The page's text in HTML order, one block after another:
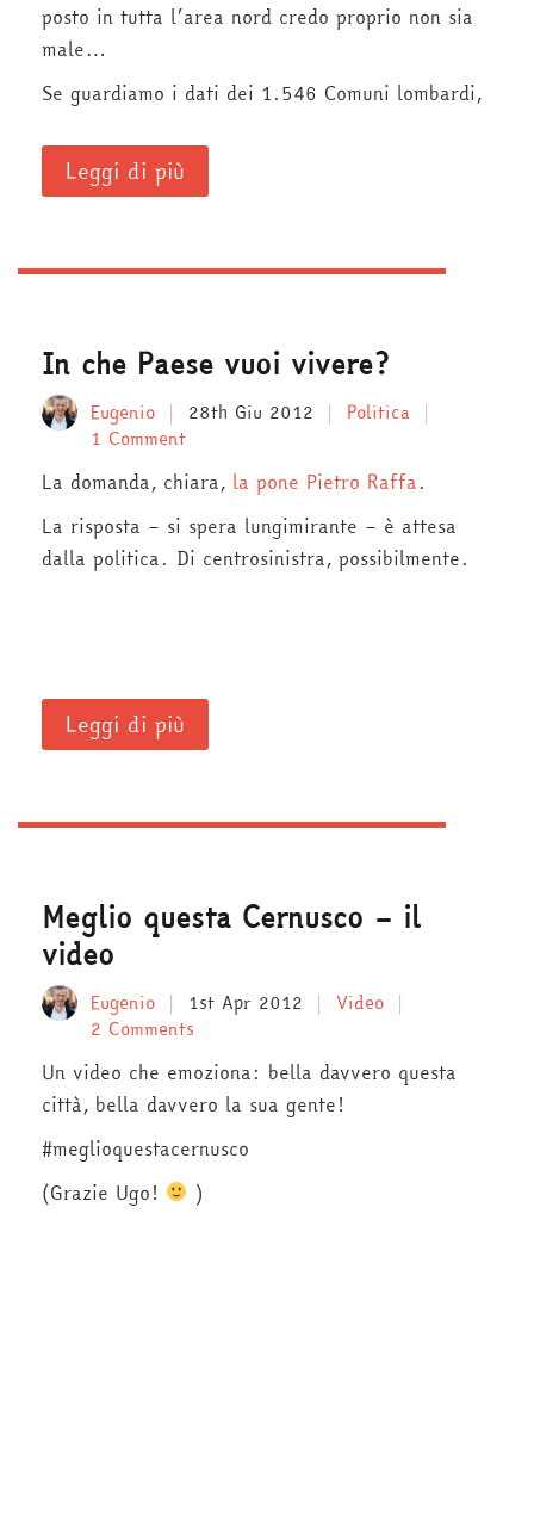
posto in tutta l’area nord credo proprio non sia
male…
Se guardiamo i dati dei 1.546 Comuni lombardi,
Leggi di più
In che Paese vuoi vivere?
Eugenio 28th Giu 2012
Politica
1 Comment
La domanda, chiara, la pone Pietro Raffa.
La risposta – si spera lungimirante – è attesa
dalla politica. Di centrosinistra, possibilmente.
Leggi di più
Meglio questa Cernusco – il
video
Eugenio 1st Apr 2012
Video
2 Comments
Un video che emoziona: bella davvero questa
città, bella davvero la sua gente!
#meglioquestacernusco
(Grazie Ugo!
)